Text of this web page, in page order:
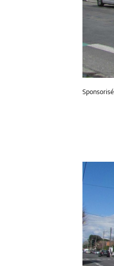
Sponsorisé